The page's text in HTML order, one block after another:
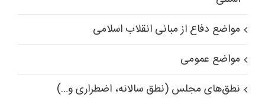
مواضع دفاع از مبانی انقلاب اسلامی
مواضع عمومی
نطق‌های مجلس (نطق سالانه، اضطراری و…)